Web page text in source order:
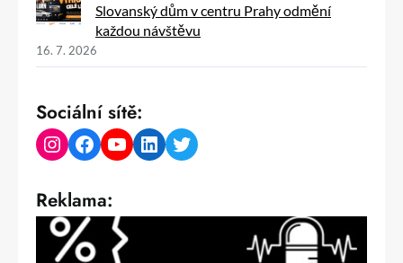
Slovanský dům v centru Prahy odmění
každou návštěvu
16. 7. 2026
Sociální sítě:
Instagram Facebook YouTube LinkedIn Twitter
Reklama: